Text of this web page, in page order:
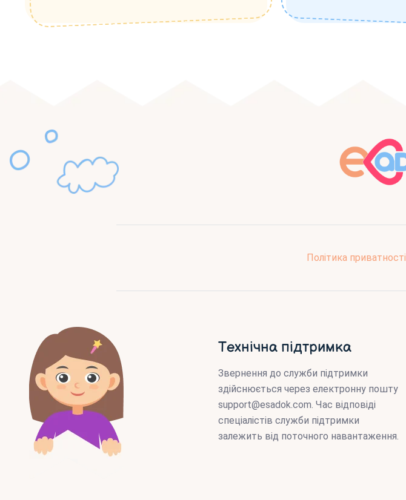
Політика приватності
Технічна підтримка
Звернення до служби підтримки
здійснюється через електронну пошту
support@esadok.com. Час відповіді
спеціалістів служби підтримки
залежить від поточного навантаження.